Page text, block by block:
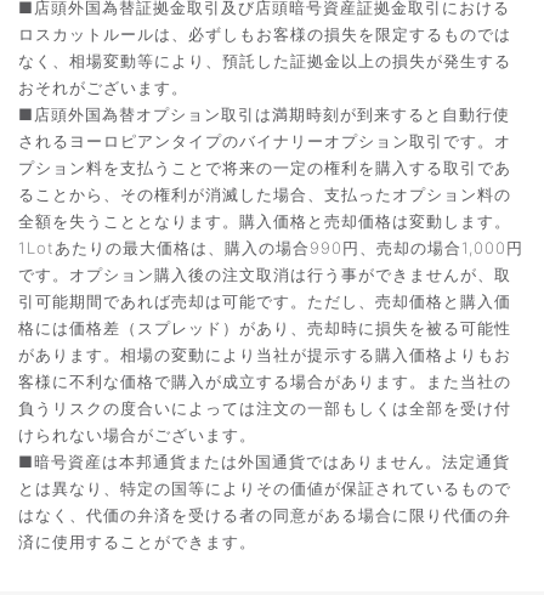
■店頭外国為替証拠金取引及び店頭暗号資産証拠金取引における
ロスカットルールは、必ずしもお客様の損失を限定するものでは
なく、相場変動等により、預託した証拠金以上の損失が発生する
おそれがございます。
■店頭外国為替オプション取引は満期時刻が到来すると自動行使
されるヨーロピアンタイプのバイナリーオプション取引です。オ
プション料を支払うことで将来の一定の権利を購入する取引であ
ることから、その権利が消滅した場合、支払ったオプション料の
全額を失うこととなります。購入価格と売却価格は変動します。
1Lotあたりの最大価格は、購入の場合990円、売却の場合1,000円
です。オプション購入後の注文取消は行う事ができませんが、取
引可能期間であれば売却は可能です。ただし、売却価格と購入価
格には価格差（スプレッド）があり、売却時に損失を被る可能性
があります。相場の変動により当社が提示する購入価格よりもお
客様に不利な価格で購入が成立する場合があります。また当社の
負うリスクの度合いによっては注文の一部もしくは全部を受け付
けられない場合がございます。
■暗号資産は本邦通貨または外国通貨ではありません。法定通貨
とは異なり、特定の国等によりその価値が保証されているもので
はなく、代価の弁済を受ける者の同意がある場合に限り代価の弁
済に使用することができます。